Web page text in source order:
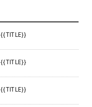
{{TITLE}}
{{TITLE}}
{{TITLE}}